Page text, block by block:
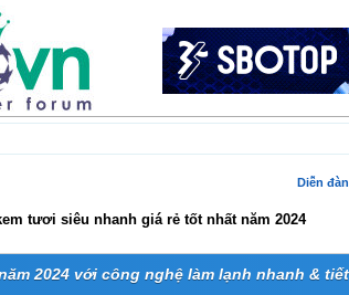
Diễn đàn
tươi siêu nhanh giá rẻ tốt nhất năm 2024
2024 với công nghệ làm lạnh nhanh &